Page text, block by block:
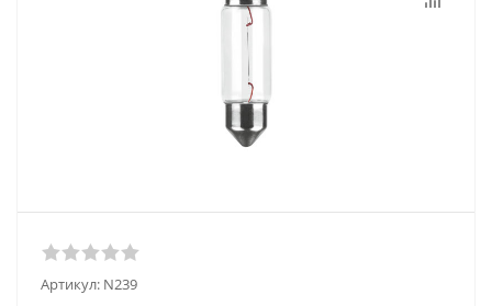
Артикул: N239